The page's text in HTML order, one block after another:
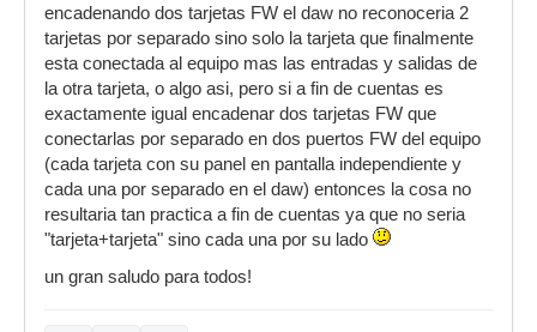
encadenando dos tarjetas FW el daw no reconoceria 2
tarjetas por separado sino solo la tarjeta que finalmente
esta conectada al equipo mas las entradas y salidas de
la otra tarjeta, o algo asi, pero si a fin de cuentas es
exactamente igual encadenar dos tarjetas FW que
conectarlas por separado en dos puertos FW del equipo
(cada tarjeta con su panel en pantalla independiente y
cada una por separado en el daw) entonces la cosa no
resultaria tan practica a fin de cuentas ya que no seria
"tarjeta+tarjeta" sino cada una por su lado
un gran saludo para todos!